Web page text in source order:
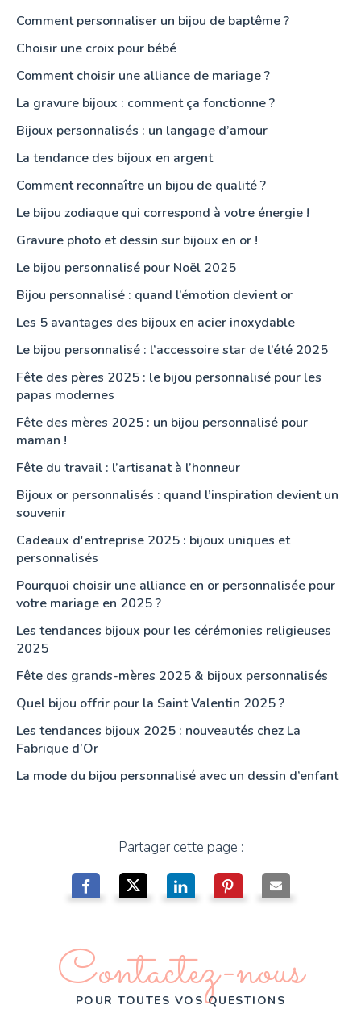
Comment personnaliser un bijou de baptême ?
Choisir une croix pour bébé
Comment choisir une alliance de mariage ?
La gravure bijoux : comment ça fonctionne ?
Bijoux personnalisés : un langage d’amour
La tendance des bijoux en argent
Comment reconnaître un bijou de qualité ?
Le bijou zodiaque qui correspond à votre énergie !
Gravure photo et dessin sur bijoux en or !
Le bijou personnalisé pour Noël 2025
Bijou personnalisé : quand l’émotion devient or
Les 5 avantages des bijoux en acier inoxydable
Le bijou personnalisé : l’accessoire star de l’été 2025
Fête des pères 2025 : le bijou personnalisé pour les
papas modernes
Fête des mères 2025 : un bijou personnalisé pour
maman !
Fête du travail : l’artisanat à l’honneur
Bijoux or personnalisés : quand l’inspiration devient un
souvenir
Cadeaux d'entreprise 2025 : bijoux uniques et
personnalisés
Pourquoi choisir une alliance en or personnalisée pour
votre mariage en 2025 ?
Les tendances bijoux pour les cérémonies religieuses
2025
Fête des grands-mères 2025 & bijoux personnalisés
Quel bijou offrir pour la Saint Valentin 2025 ?
Les tendances bijoux 2025 : nouveautés chez La
Fabrique d’Or
La mode du bijou personnalisé avec un dessin d’enfant
Partager cette page :
Contactez-nous
POUR TOUTES VOS QUESTIONS